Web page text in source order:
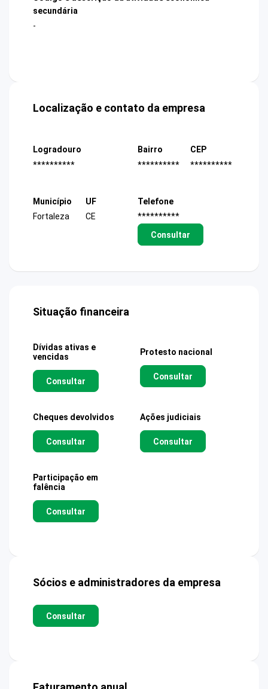
secundária
-
Localização e contato da empresa
Logradouro
**********
Bairro
**********
CEP
**********
Município
Fortaleza
UF
CE
Telefone
**********
Consultar
Situação financeira
Dívidas ativas e
vencidas
Consultar
Protesto nacional
Consultar
Cheques devolvidos
Consultar
Ações judiciais
Consultar
Participação em
falência
Consultar
Sócios e administradores da empresa
Consultar